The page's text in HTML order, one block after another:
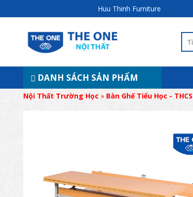
Huu Thinh Furniture
DANH SÁCH SẢN PHẨM
Nội Thất Trường Học » Bàn Ghế Tiểu Học - THCS